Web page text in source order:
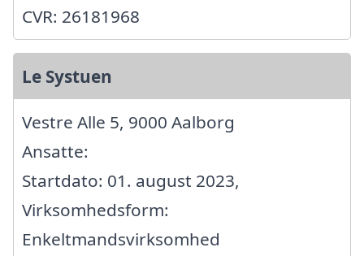
CVR: 26181968
Le Systuen
Vestre Alle 5, 9000 Aalborg
Ansatte:
Startdato: 01. august 2023,
Virksomhedsform:
Enkeltmandsvirksomhed